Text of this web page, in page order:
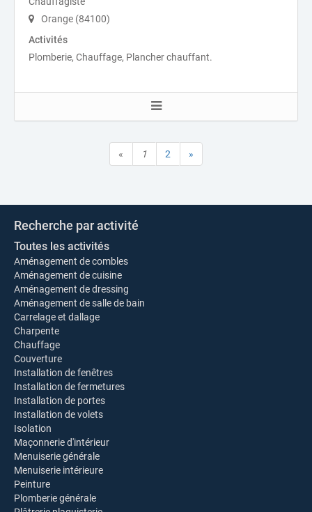
Orange (84100)
Activités
Plomberie, Chauffage, Plancher chauffant.
« 1 2 »
Recherche par activité
Toutes les activités
Aménagement de combles
Aménagement de cuisine
Aménagement de dressing
Aménagement de salle de bain
Carrelage et dallage
Charpente
Chauffage
Couverture
Installation de fenêtres
Installation de fermetures
Installation de portes
Installation de volets
Isolation
Maçonnerie d'intérieur
Menuiserie générale
Menuiserie intérieure
Peinture
Plomberie générale